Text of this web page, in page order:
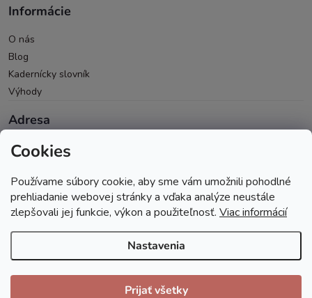
Cookies
Používame súbory cookie, aby sme vám umožnili pohodlné
prehliadanie webovej stránky a vďaka analýze neustále
zlepšovali jej funkcie, výkon a použiteľnosť. Viac informácií
Nastavenia
Prijať všetky
Informácie
O nás
Blog
Kadernícky slovník
Výhody
Adresa
Oravická 614/14
Okres Tvrdošín